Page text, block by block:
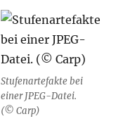
Stu­fen­ar­te­fak­te bei
einer JPEG-Datei.
(© Carp)